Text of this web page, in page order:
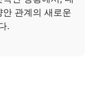
관계의 새로운
.